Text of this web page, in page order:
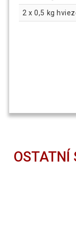
2 x 0,5 kg
OSTATNÍ